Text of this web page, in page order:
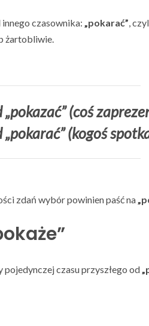
czasownika: „pokarać” ,
żartobliwie.
„pokazać” (coś
„pokarać” (kogoś
zdań wybór powinien paść na
czasu przyszłego od